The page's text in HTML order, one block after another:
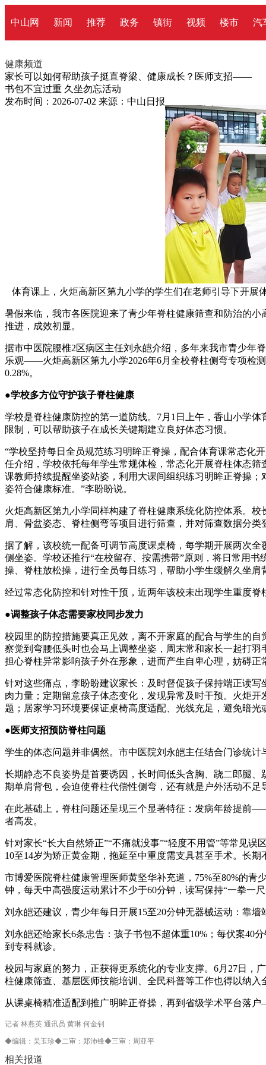
中山网 新闻 推荐 政务 镇街 视频 楼市 汽
健康频道
家长可以如何帮助孩子挺直脊梁、健康成长？医师支招——
书包不宜过重 久坐勿忘活动
发布时间：2026-07-02 来源：中山日报
体育课上，火炬高新区第九小学的学生们在老师引导下开展
暑假来临，我市各医院迎来了青少年脊柱健康筛查和防治的
推进，成效初显。
据市中医院腰椎2区病区主任刘永皑介绍，多年来我市青少年
乐观——火炬高新区第九小学2026年6月全校脊柱侧弯专项检
0.28%。
●学校多方位守护孩子脊柱健康
学校是脊柱健康防控的第一道防线。7月1日上午，香山小学
限制，可以帮助孩子在成长关键期建立良好体态习惯。
“学校坚持每日全员规范练习明眸正脊操，配合体育课常态化
任介绍，学校依托每年学生常规体检，常态化开展脊柱体态
课教师持续提醒坐姿站姿，利用大课间组织练习明眸正脊操
姿符合健康标准。”李盼盼说。
火炬高新区第九小学同样构建了脊柱健康系统化防控体系。
肩、骨盆姿态、脊柱侧弯等项目进行筛查，并对筛查数据分
据了解，该校统一配备可调节高度课桌椅，每学期开展两次
侧坐姿。学校还推行“在校留存、按需携带”原则，将日常用
操、脊柱放松操，进行全员每日练习，帮助小学生缓解久坐肩
经过常态化防控和针对性干预，近两年该校未出现学生重度
●调整孩子体态需要家校同步发力
校园里的防控措施要真正见效，离不开家庭的配合与学生的
察觉到弯腰低头时也会马上调整坐姿，周末常和家长一起打
担心脊柱异常影响孩子外在形象，进而产生自卑心理，妨碍
针对这些痛点，李盼盼建议家长：及时督促孩子保持端正读
肉力量；定期留意孩子体态变化，发现异常及时干预。火炬
题；居家学习环境要保证桌椅高度适配、光线充足，避免暗
●医师支招预防脊柱问题
学生的体态问题并非偶然。市中医院刘永皑主任结合门诊统
长期静态不良姿势是首要诱因，长时间低头含胸、跷二郎腿
期单肩背包，会迫使脊柱代偿性侧弯，还有就是户外活动不
在此基础上，脊柱问题还呈现三个显著特征：发病年龄提前
者高发。
针对家长“长大自然矫正”“不痛就没事”“轻度不用管”等常见
10至14岁为矫正黄金期，拖延至中重度需支具甚至手术。长
市博爱医院脊柱健康管理医师黄坚华补充道，75%至80%的
钟，每天中高强度运动累计不少于60分钟，读写保持“一拳一
刘永皑还建议，青少年每日开展15至20分钟无器械运动：靠
刘永皑还给家长6条忠告：孩子书包不超体重10%；每伏案40
到专科就诊。
校园与家庭的努力，正获得更系统化的专业支撑。6月27日
柱健康筛查、基层医师技能培训、全民科普等工作也得以纳
从课桌椅精准适配到推广明眸正脊操，再到省级学术平台落
记者 林燕英 通讯员 黄琳 何金钊
◆编辑：吴玉珍◆二审：郑沛锋◆三审：周亚平
相关报道